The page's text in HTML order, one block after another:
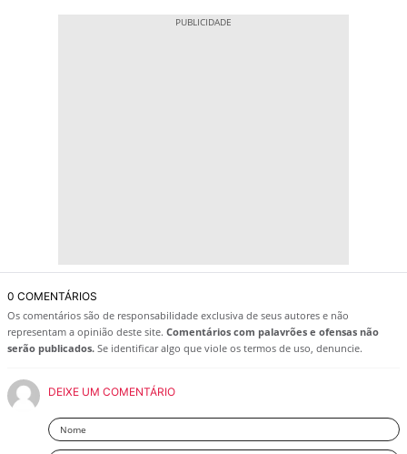
0 COMENTÁRIOS
Os comentários são de responsabilidade exclusiva de seus autores e não
representam a opinião deste site. Comentários com palavrões e ofensas não
serão publicados. Se identificar algo que viole os termos de uso, denuncie.
DEIXE UM COMENTÁRIO
Nome